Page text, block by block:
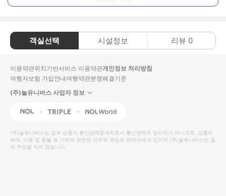
객실선택 시설정보 리뷰 0
이용약관위치기반서비스 이용약관개인정보 처리방침
여행자보험 가입안내여행약관분쟁해결기준
(주)놀유니버스 사업자 정보
NOL Triple Interpark Global
(주)놀유니버스는 일부 상품의 통신판매중개자로서 통신판매의 당사자가 아니므로, 상품의
예약, 이용 및 환불 등 거래와 관련된 의무와 책임은 판매자에게 있으며 (주)놀유니버스는 일
체 책임을 지지 않습니다.